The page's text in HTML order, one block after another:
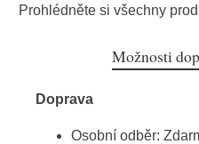
Prohlédněte si všechny
Možnosti
Doprava
Osobní odběr: